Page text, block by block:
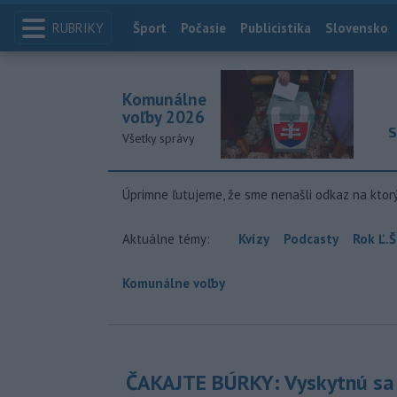
RUBRIKY Index
Šport Počasie Publicistika Slovensko
Komunálne
voľby 2026
Všetky správy
Úprimne ľutujeme, že sme nenašli odkaz na
Aktuálne témy: Kvízy Podcasty Rok
Komunálne voľby
ČAKAJTE BÚRKY: Vyskytnú